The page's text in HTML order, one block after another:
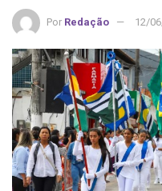
Por Redação 12/